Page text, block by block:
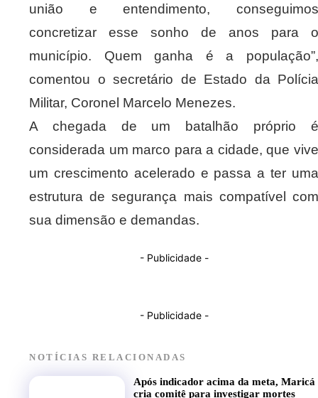
união e entendimento, conseguimos
concretizar esse sonho de anos para o
município. Quem ganha é a população”,
comentou o secretário de Estado da Polícia
Militar, Coronel Marcelo Menezes.
A chegada de um batalhão próprio é
considerada um marco para a cidade, que vive
um crescimento acelerado e passa a ter uma
estrutura de segurança mais compatível com
sua dimensão e demandas.
- Publicidade -
- Publicidade -
NOTÍCIAS RELACIONADAS
Após indicador acima da meta, Maricá
cria comitê para investigar mortes